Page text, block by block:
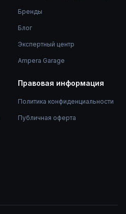
Бренды
Блог
Экспертный центр
Ampera Garage
Правовая информация
Политика конфиденциальности
Публичная оферта